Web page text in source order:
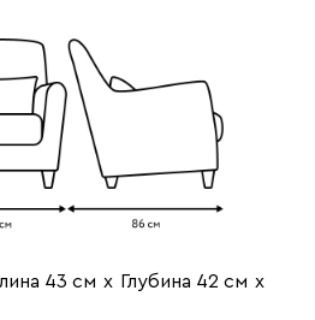
43 см х Глубина 42 см х